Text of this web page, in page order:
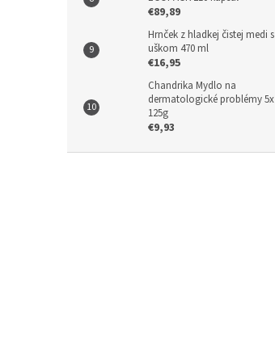
€89,89
Hrnček z hladkej čistej medi s
uškom 470 ml
€16,95
Chandrika Mydlo na
dermatologické problémy 5x
125g
€9,93